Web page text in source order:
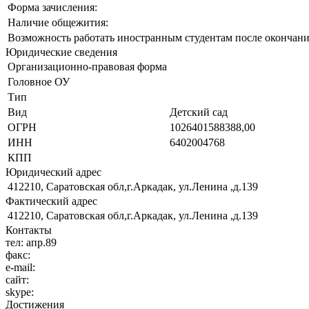
Форма зачисления:
Наличие общежития:
Возможность работать иностранным студентам после
Юридические сведения
Организационно-правовая форма
Головное ОУ
Тип
Вид
Детский сад
ОГРН
1026401588388,00
ИНН
6402004768
КПП
Юридический адрес
412210, Саратовская обл,г.Аркадак, ул.Ленина ,д.139
Фактический адрес
412210, Саратовская обл,г.Аркадак, ул.Ленина ,д.139
Контакты
тел: апр.89
факс:
e-mail:
сайт:
skype:
Достижения